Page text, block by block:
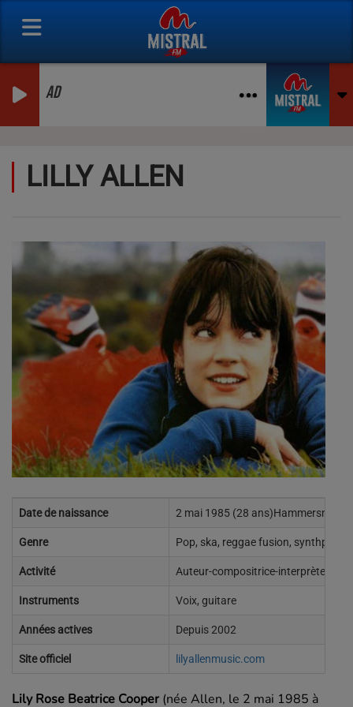
AD
LILLY ALLEN
Date de naissance 2 mai 1985 (28 ans)Hammersmith,
Genre Pop, ska, reggae fusion, synthpop,
Activité Auteur-compositrice-interprète,
Instruments Voix, guitare
Années actives Depuis 2002
Site officiel lilyallenmusic.com
Lily Rose Beatrice Cooper (née Allen, le 2 mai 1985 à